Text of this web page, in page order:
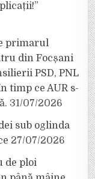
primarul
din Focșani
PSD, PNL
timp ce AUR s-
31/07/2026
sub oglinda
27/07/2026
de ploi